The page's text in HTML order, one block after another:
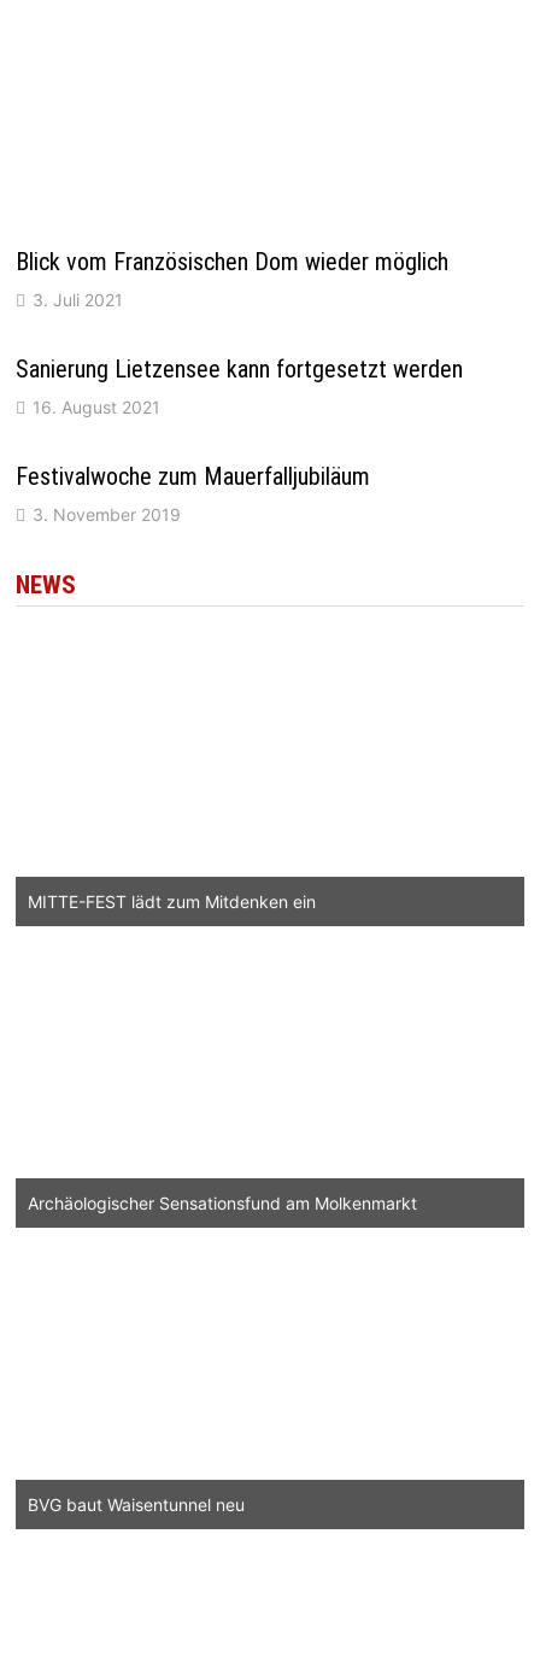
Blick vom Französischen Dom wieder möglich
3. Juli 2021
Sanierung Lietzensee kann fortgesetzt werden
16. August 2021
Festivalwoche zum Mauerfalljubiläum
3. November 2019
NEWS
MITTE-FEST lädt zum Mitdenken ein
Archäologischer Sensationsfund am Molkenmarkt
BVG baut Waisentunnel neu